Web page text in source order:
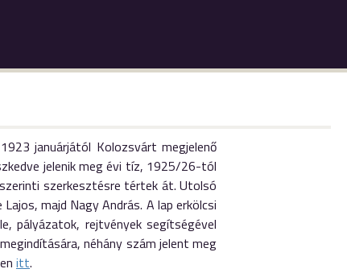
januárjától Kolozsvárt megjelenő
jelenik meg évi tíz, 1925/26-tól
szerkesztésre tértek át. Utolsó
majd Nagy András. A lap erkölcsi
pályázatok, rejtvények segítségével
néhány szám jelent meg
itt.